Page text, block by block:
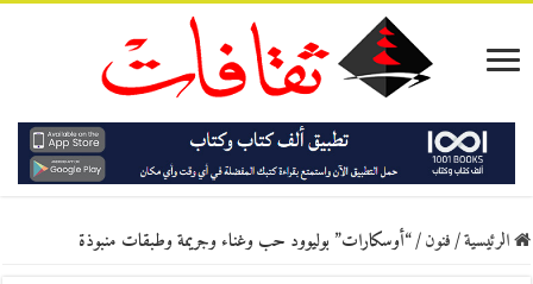
الرئيسية/فنون/“أوسكارات” بوليوود حب وغناء وجريمة وطبقات منبوذة